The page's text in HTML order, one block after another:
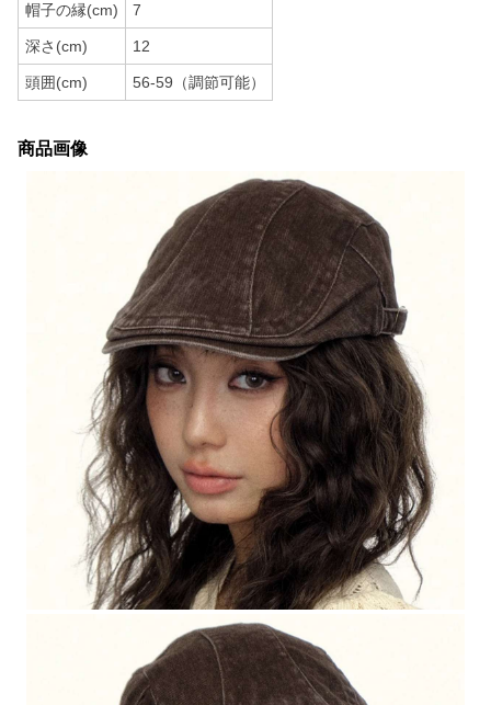
帽子の縁(cm) 7
深さ(cm) 12
頭囲(cm) 56-59（調節可能）
商品画像